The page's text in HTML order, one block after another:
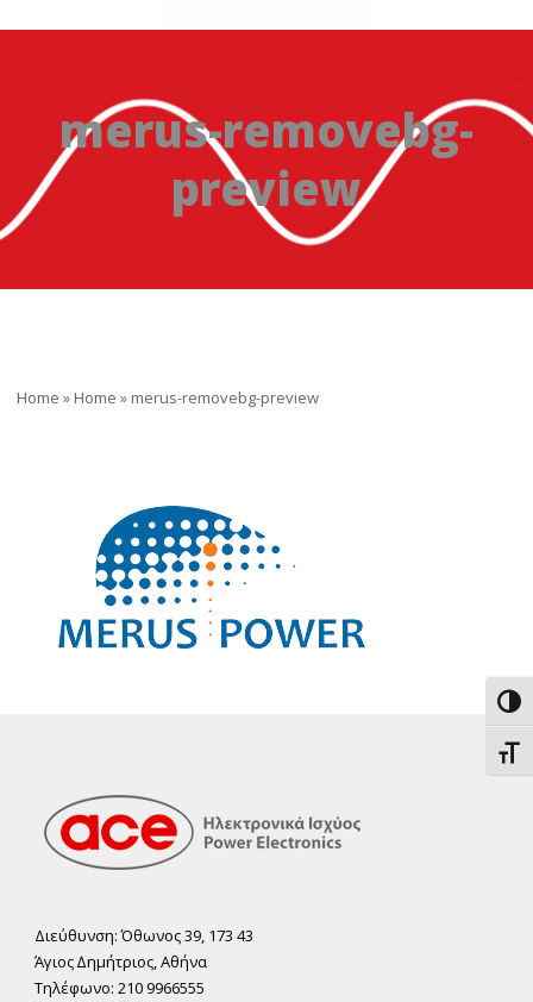
merus-removebg-
preview
Home » Home » merus-removebg-preview
Διεύθυνση: Όθωνος 39, 173 43
Άγιος ∆ηµήτριος, Αθήνα
Τηλέφωνο: 210 9966555